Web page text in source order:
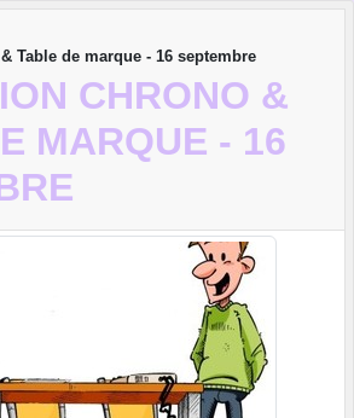
Table de marque - 16 septembre
CHRONO &
MARQUE - 16